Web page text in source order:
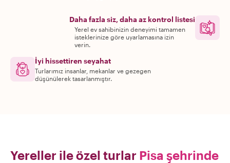
Daha fazla siz, daha az kontrol listesi
Yerel ev sahibinizin deneyimi tamamen
isteklerinize göre uyarlamasına izin
verin.
İyi hissettiren seyahat
Turlarımız insanlar, mekanlar ve gezegen
düşünülerek tasarlanmıştır.
Yereller ile özel turlar Pisa şehrinde